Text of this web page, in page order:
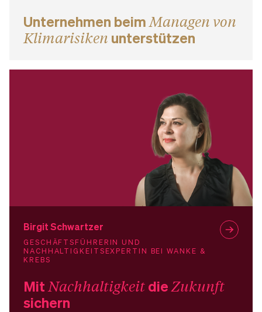
Unternehmen beim Managen von
Klimarisiken unterstützen
Birgit Schwartzer
GESCHÄFTSFÜHRERIN UND
NACHHALTIGKEITSEXPERTIN BEI WANKE &
KREBS
Mit NachhaltigkeitdieZukunft
sichern